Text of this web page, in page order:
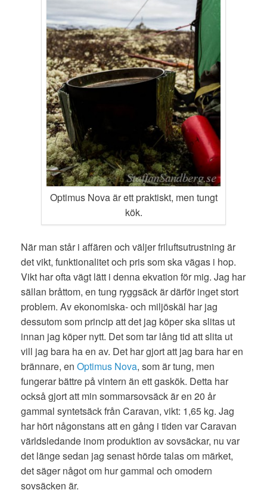
Optimus Nova är ett praktiskt, men tungt
kök.
När man står i affären och väljer friluftsutrustning är
det vikt, funktionalitet och pris som ska vägas i hop.
Vikt har ofta vägt lätt i denna ekvation för mig. Jag har
sällan bråttom, en tung ryggsäck är därför inget stort
problem. Av ekonomiska- och miljöskäl har jag
dessutom som princip att det jag köper ska slitas ut
innan jag köper nytt. Det som tar lång tid att slita ut
vill jag bara ha en av. Det har gjort att jag bara har en
brännare, en Optimus Nova, som är tung, men
fungerar bättre på vintern än ett gaskök. Detta har
också gjort att min sommarsovsäck är en 20 år
gammal syntetsäck från Caravan, vikt: 1,65 kg. Jag
har hört någonstans att en gång i tiden var Caravan
världsledande inom produktion av sovsäckar, nu var
det länge sedan jag senast hörde talas om märket,
det säger något om hur gammal och omodern
sovsäcken är.